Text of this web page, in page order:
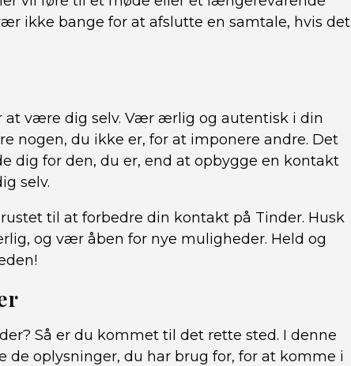
ikke bange for at afslutte en samtale, hvis det
at være dig selv. Vær ærlig og autentisk i din
nogen, du ikke er, for at imponere andre. Det
dig for den, du er, end at opbygge en kontakt
selv.
til at forbedre din kontakt på Tinder. Husk
og vær åben for nye muligheder. Held og
Så er du kommet til det rette sted. I denne
oplysninger, du har brug for, for at komme i